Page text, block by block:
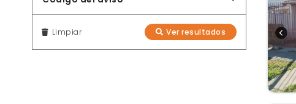
Limpiar Ver resultados